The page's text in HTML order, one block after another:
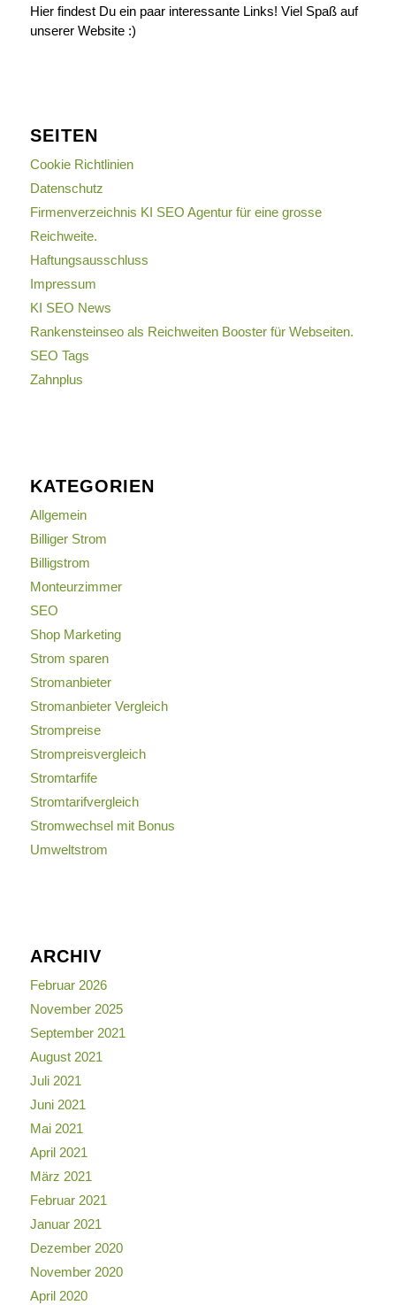
Hier findest Du ein paar interessante Links! Viel Spaß auf
unserer Website :)
SEITEN
Cookie Richtlinien
Datenschutz
Firmenverzeichnis KI SEO Agentur für eine grosse
Reichweite.
Haftungsausschluss
Impressum
KI SEO News
Rankensteinseo als Reichweiten Booster für Webseiten.
SEO Tags
Zahnplus
KATEGORIEN
Allgemein
Billiger Strom
Billigstrom
Monteurzimmer
SEO
Shop Marketing
Strom sparen
Stromanbieter
Stromanbieter Vergleich
Strompreise
Strompreisvergleich
Stromtarfife
Stromtarifvergleich
Stromwechsel mit Bonus
Umweltstrom
ARCHIV
Februar 2026
November 2025
September 2021
August 2021
Juli 2021
Juni 2021
Mai 2021
April 2021
März 2021
Februar 2021
Januar 2021
Dezember 2020
November 2020
April 2020